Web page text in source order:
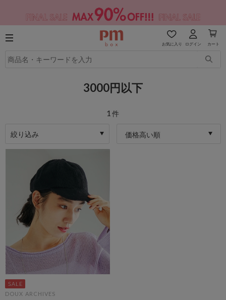
お気に入り ログイン カート
3000円以下
1 件
絞り込み 価格高い順
DOUX ARCHIVES